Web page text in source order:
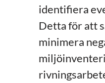
identifiera
Detta för att
minimera